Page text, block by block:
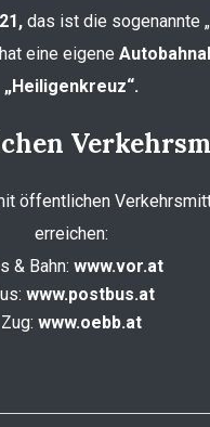
das ist die sogenannte
eine eigene
„Heiligenkreuz“.
öffentlichen
erreichen:
& Bahn: www.vor.at
www.postbus.at
Zug: www.oebb.at